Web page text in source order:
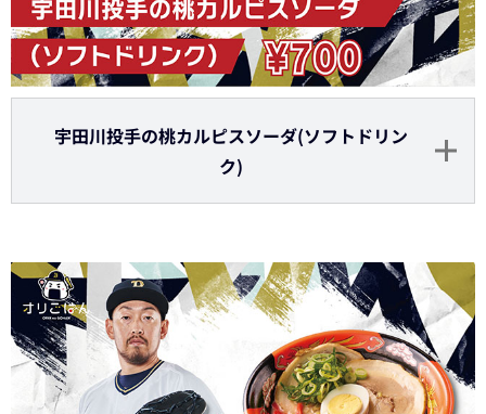
宇田川投手の桃カルピスソーダ(ソフトドリン
ク)